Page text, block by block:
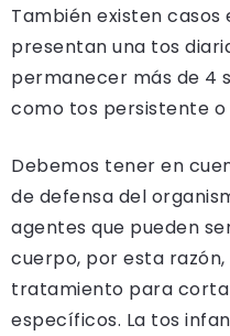
También existen casos
presentan una tos
permanecer más de 4
como tos persistente o
Debemos tener en
de defensa del
agentes que pueden
cuerpo, por esta
tratamiento para
específicos. La tos